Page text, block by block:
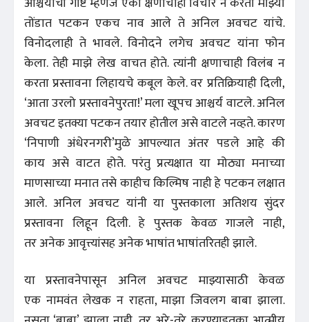
तोंडात पटकन एकच नाव आले ते अनिल अवचट यांचे.
विनोदलाही ते भावले. विनोदने लगेच अवचट यांना फोन
केला. तेही माझे लेख वाचत होते. त्यांनी क्षणाचाही विलंब न
करता प्रस्तावना लिहायचे कबूल केले. वर प्रतिक्रियाही दिली,
‘आता उरलो प्रस्तावनेपुरता!’ मला खूपच आश्चर्य वाटले. अनिल
अवचट इतक्या पटकन तयार होतील असे वाटले नव्हते. कारण
‘निपाणी अंधेरनगरी’मुळे आपल्यात अंतर पडले आहे की
काय असे वाटत होते. परंतु प्रत्यक्षात या मोठ्या मनाच्या
माणसाच्या मनात तसे काहीच किल्मिष नाही हे पटकन लक्षात
आले. अनिल अवचट यांनी या पुस्तकाला अतिशय सुंदर
प्रस्तावना लिहून दिली. हे पुस्तक केवळ गाजले नाही,
तर अनेक आवृत्त्यांसह अनेक भाषांत भाषांतरितही झाले.
या प्रस्तावनेपासून अनिल अवचट माझ्यासाठी केवळ
एक नामवंत लेखक न राहता, माझा जिवलग बाबा झाला.